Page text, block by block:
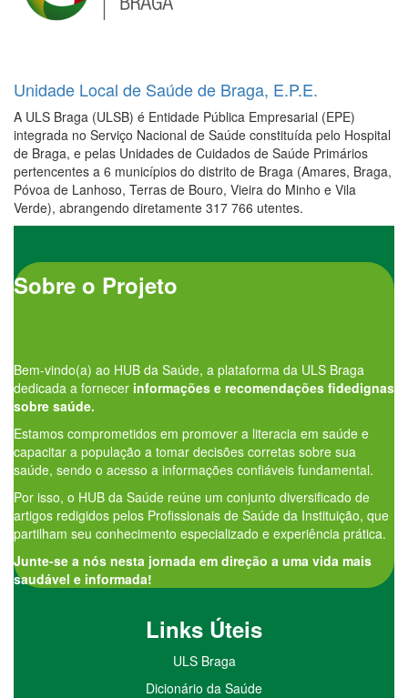
Unidade Local de Saúde de Braga, E.P.E.
A ULS Braga (ULSB) é Entidade Pública Empresarial (EPE)
integrada no Serviço Nacional de Saúde constituída pelo Hospital
de Braga, e pelas Unidades de Cuidados de Saúde Primários
pertencentes a 6 municípios do distrito de Braga (Amares, Braga,
Póvoa de Lanhoso, Terras de Bouro, Vieira do Minho e Vila
Verde), abrangendo diretamente 317 766 utentes.
Sobre o Projeto
Bem-vindo(a) ao HUB da Saúde, a plataforma da ULS Braga
dedicada a fornecer informações e recomendações fidedignas
sobre saúde.
Estamos comprometidos em promover a literacia em saúde e
capacitar a população a tomar decisões corretas sobre sua
saúde, sendo o acesso a informações confiáveis fundamental.
Por isso, o HUB da Saúde reúne um conjunto diversificado de
artigos redigidos pelos Profissionais de Saúde da Instituição, que
partilham seu conhecimento especializado e experiência prática.
Junte-se a nós nesta jornada em direção a uma vida mais
saudável e informada!
Links Úteis
ULS Braga
Dicionário da Saúde